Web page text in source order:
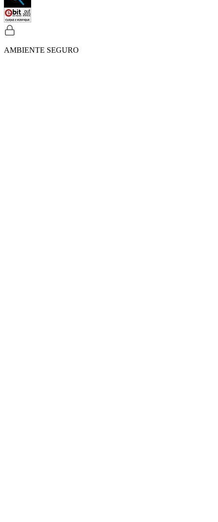
AMBIENTE SEGURO